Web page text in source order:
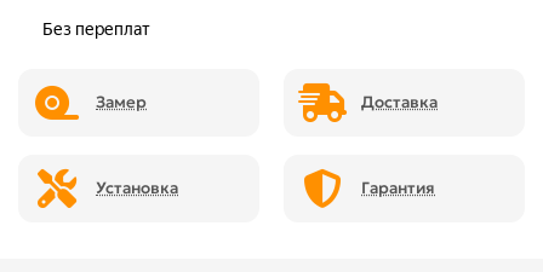
Замер Доставка
Установка Гарантия